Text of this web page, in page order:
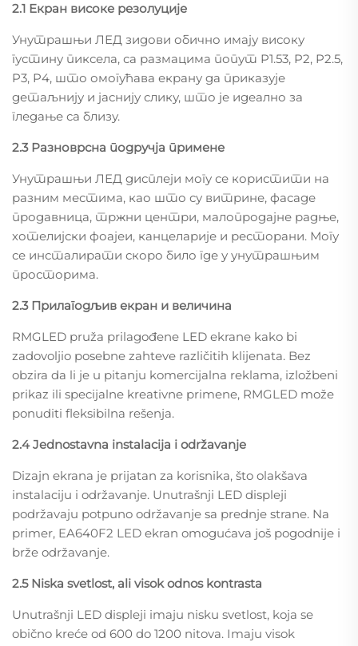
2.1 Екран високе резолуције
Унутрашњи ЛЕД зидови обично имају високу
густину пиксела, са размацима попут P1.53, P2, P2.5,
P3, P4, што омогућава екрану да приказује
детаљнију и јаснију слику, што је идеално за
гледање са близу.
2.3 Разноврсна подручја примене
Унутрашњи ЛЕД дисплеји могу се користити на
разним местима, као што су витрине, фасаде
продавница, тржни центри, малопродајне радње,
хотелијски фоајеи, канцеларије и ресторани. Могу
се инсталирати скоро било где у унутрашњим
просторима.
2.3 Прилагодљив екран и величина
RMGLED pruža prilagođene LED ekrane kako bi
zadovoljio posebne zahteve različitih klijenata. Bez
obzira da li je u pitanju komercijalna reklama, izložbeni
prikaz ili specijalne kreativne primene, RMGLED može
ponuditi fleksibilna rešenja.
2.4 Jednostavna instalacija i održavanje
Dizajn ekrana je prijatan za korisnika, što olakšava
instalaciju i održavanje. Unutrašnji LED displeji
podržavaju potpuno održavanje sa prednje strane. Na
primer, EA640F2 LED ekran omogućava još pogodnije i
brže održavanje.
2.5 Niska svetlost, ali visok odnos kontrasta
Unutrašnji LED displeji imaju nisku svetlost, koja se
obično kreće od 600 do 1200 nitova. Imaju visok